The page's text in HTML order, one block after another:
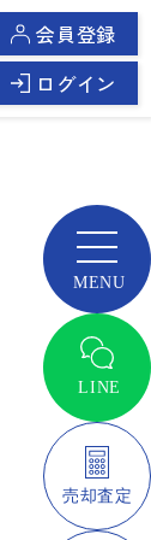
会員登録
ログイン